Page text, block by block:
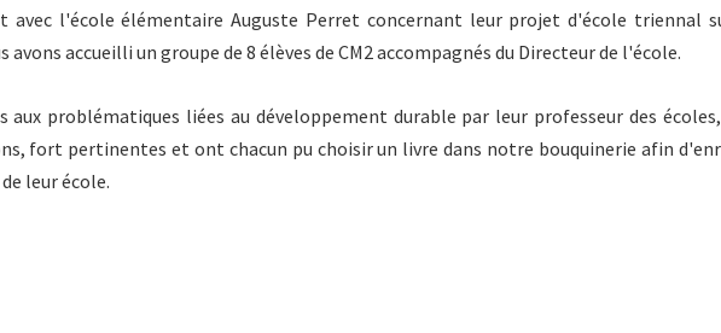
avec l'école élémentaire Auguste Perret concernant leur projet d'école triennal
accueilli un groupe de 8 élèves de CM2 accompagnés du Directeur de l'école.
aux problématiques liées au développement durable par leur professeur des
fort pertinentes et ont chacun pu choisir un livre dans notre bouquinerie afin
leur école.